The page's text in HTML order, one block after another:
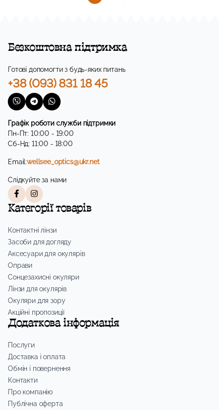
Безкоштовна підтримка
Готові допомогти з будь-яких питань
+38 (093) 831 18 45
Графік роботи служби підтримки
Пн-Пт: 10:00 - 19:00
Сб-Нд: 11:00 - 18:00
Email:wellsee_optics@ukr.net
Слідкуйте за нами
Категорії товарів
Контактні лінзи
Засоби для догляду
Аксесуари для окулярів
Оправи
Сонцезахисні окуляри
Лінзи для окулярів
Окуляри для зору
Акційні пропозиції
Додаткова інформація
Послуги
Доставка і оплата
Обмін і повернення
Контакти
Про компанію
Публічна оферта